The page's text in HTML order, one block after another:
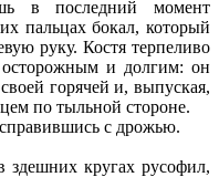
в последний момент
пальцах бокал, который
руку. Костя терпеливо
осторожным и долгим: он
горячей и, выпуская,
по тыльной стороне.
с дрожью.
кругах русофил,